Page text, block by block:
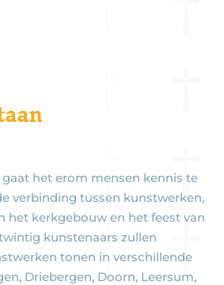
het erom mensen kennis te
verbinding tussen kunstwerken,
het kerkgebouw en het feest van
kunstenaars zullen
tonen in verschillende
Driebergen, Doorn, Leersum,